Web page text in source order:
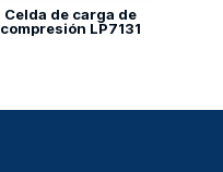
Celda de carga de
compresión LP7131